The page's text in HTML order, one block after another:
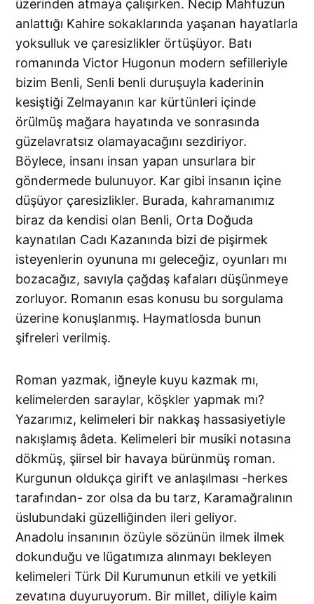
üzerinden atmaya çalışırken. Necip Mahfuzun
anlattığı Kahire sokaklarında yaşanan hayatlarla
yoksulluk ve çaresizlikler örtüşüyor. Batı
romanında Victor Hugonun modern sefilleriyle
bizim Benli, Senli benli duruşuyla kaderinin
kesiştiği Zelmayanın kar kürtünleri içinde
örülmüş mağara hayatında ve sonrasında
güzelavratsız olamayacağını sezdiriyor.
Böylece, insanı insan yapan unsurlara bir
göndermede bulunuyor. Kar gibi insanın içine
düşüyor çaresizlikler. Burada, kahramanımız
biraz da kendisi olan Benli, Orta Doğuda
kaynatılan Cadı Kazanında bizi de pişirmek
isteyenlerin oyununa mı geleceğiz, oyunları mı
bozacağız, savıyla çağdaş kafaları düşünmeye
zorluyor. Romanın esas konusu bu sorgulama
üzerine konuşlanmış. Haymatlosda bunun
şifreleri verilmiş.
Roman yazmak, iğneyle kuyu kazmak mı,
kelimelerden saraylar, köşkler yapmak mı?
Yazarımız, kelimeleri bir nakkaş hassasiyetiyle
nakışlamış âdeta. Kelimeleri bir musiki notasına
dökmüş, şiirsel bir havaya bürünmüş roman.
Kurgunun oldukça girift ve anlaşılması -herkes
tarafından- zor olsa da bu tarz, Karamağralının
üslubundaki güzelliğinden ileri geliyor.
Anadolu insanının özüyle sözünün ilmek ilmek
dokunduğu ve lügatımıza alınmayı bekleyen
kelimeleri Türk Dil Kurumunun etkili ve yetkili
zevatına duyuruyorum. Bir millet, diliyle kaim